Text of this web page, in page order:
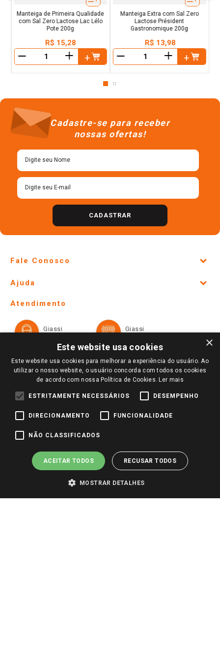
Manteiga de Primeira Qualidade
com Sal Zero Lactose Lac Lélo
Pote 200g
R$ 15,28
＋
Manteiga Extra com Sal Zero
Lactose Président
Gastronomique 200g
R$ 13,98
＋
Cadastre-se para receber
nossas ofertas!
CADASTRAR
Fale Conosco
Lojas Físicas e Horários
Ofertas
Televendas
Notícias
Perguntas frequentes
Identidade Visual
Ajuda
Formas de Pagamento
Trocas e Devoluções
Atendimento
Giassi
Giassi
Redes Sociais
Pagamento e Segurança
×
Este website usa cookies
Este website usa cookies para melhorar a experiência do usuário. Ao
utilizar o nosso website, o usuário concorda com todos os cookies
de acordo com nossa Política de Cookies. Ler mais
ESTRITAMENTE NECESSÁRIOS DESEMPENHO
DIRECIONAMENTO FUNCIONALIDADE
NÃO CLASSIFICADOS
ACEITAR TODOS RECUSAR TODOS
MOSTRAR DETALHES